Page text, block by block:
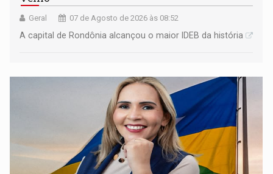
Geral 07 de Agosto de 2026 às 08:52
A capital de Rondônia alcançou o maior IDEB da história